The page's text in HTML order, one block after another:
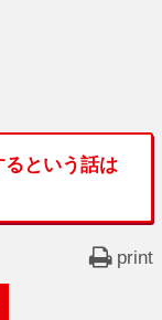
という話は
print